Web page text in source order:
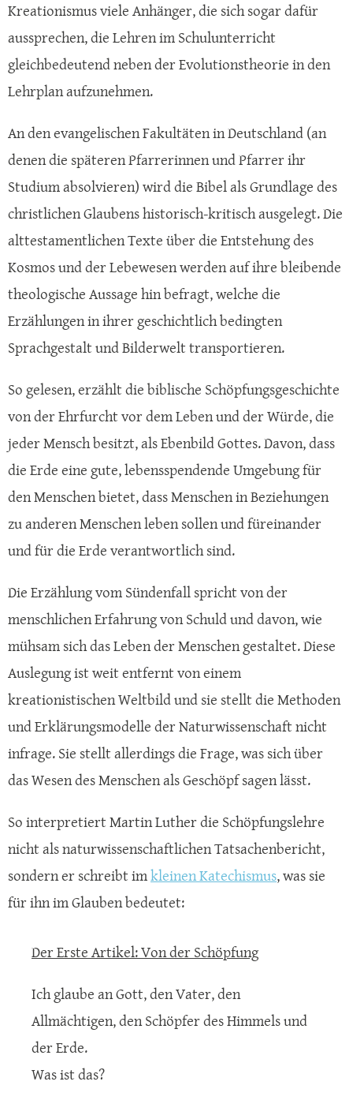
Kreationismus viele Anhänger, die sich sogar dafür
aussprechen, die Lehren im Schulunterricht
gleichbedeutend neben der Evolutionstheorie in den
Lehrplan aufzunehmen.
An den evangelischen Fakultäten in Deutschland (an
denen die späteren Pfarrerinnen und Pfarrer ihr
Studium absolvieren) wird die Bibel als Grundlage des
christlichen Glaubens historisch-kritisch ausgelegt. Die
alttestamentlichen Texte über die Entstehung des
Kosmos und der Lebewesen werden auf ihre bleibende
theologische Aussage hin befragt, welche die
Erzählungen in ihrer geschichtlich bedingten
Sprachgestalt und Bilderwelt transportieren.
So gelesen, erzählt die biblische Schöpfungsgeschichte
von der Ehrfurcht vor dem Leben und der Würde, die
jeder Mensch besitzt, als Ebenbild Gottes. Davon, dass
die Erde eine gute, lebensspendende Umgebung für
den Menschen bietet, dass Menschen in Beziehungen
zu anderen Menschen leben sollen und füreinander
und für die Erde verantwortlich sind.
Die Erzählung vom Sündenfall spricht von der
menschlichen Erfahrung von Schuld und davon, wie
mühsam sich das Leben der Menschen gestaltet. Diese
Auslegung ist weit entfernt von einem
kreationistischen Weltbild und sie stellt die Methoden
und Erklärungsmodelle der Naturwissenschaft nicht
infrage. Sie stellt allerdings die Frage, was sich über
das Wesen des Menschen als Geschöpf sagen lässt.
So interpretiert Martin Luther die Schöpfungslehre
nicht als naturwissenschaftlichen Tatsachenbericht,
sondern er schreibt imkleinen Katechismus, was sie
für ihn im Glauben bedeutet:
Der Erste Artikel: Von der Schöpfung
Ich glaube an Gott, den Vater, den
Allmächtigen, den Schöpfer des Himmels und
der Erde.
Was ist das?